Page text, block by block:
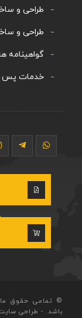
طراحی و
طراحی و
گواهینامه
خدمات پس
© تمامی حقوق
باشد. - طراحی